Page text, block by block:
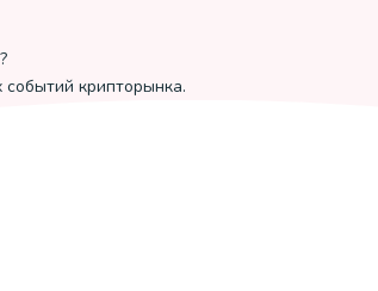
крипторынка.